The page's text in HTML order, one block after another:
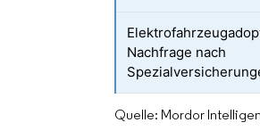
Nachfrage nach
Quelle: Mordor